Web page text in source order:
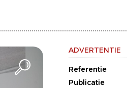
ADVERTENTIE
Referentie
Publicatie